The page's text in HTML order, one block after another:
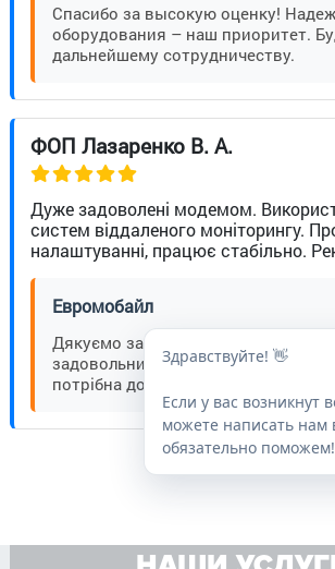
Здравствуйте! 👋
Если у вас возникнут
можете написать нам
обязательно поможем!
Спасибо за высокую оценку!
оборудования – наш приоритет.
дальнейшему сотрудничеству.
ФОП Лазаренко В. А.
Дуже задоволені модемом.
систем віддаленого моніторингу.
налаштуванні, працює стабільно.
Евромобайл
Дякуємо за ваш відгук! Раді, що
задовольнив ваші потреби.
потрібна допомога.